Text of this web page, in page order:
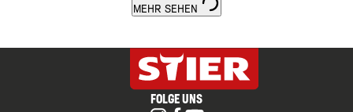
MEHR SEHEN
FOLGE UNS